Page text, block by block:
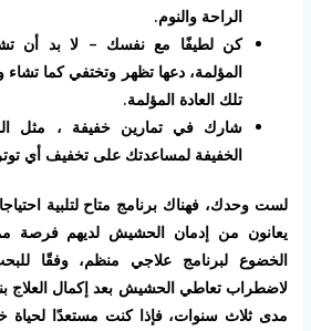
الراحة والنوم.
كن لطيفًا مع نفسك – لا بد أن
المؤلمة، دعها تظهر وتختفي كما
تلك العادة المؤلمة.
شارك في تمارين خفيفة ، مثل
الخفيفة لمساعدتك على تخفيف أي
لست وحدك، فهناك برنامج متاح لتلبية
يعانون من إدمان الحشيش لديهم فرصة
الخضوع لبرنامج علاجي منظم، وفقًا
مدى ثلاث سنوات، فإذا كنت مستعدًا لحياة